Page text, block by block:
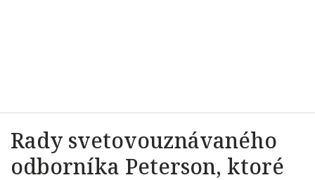
Rady svetovouznávaného
odborníka Peterson, ktoré